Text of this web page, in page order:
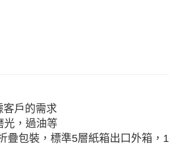
客戶的需求
光，過油等
疊包裝，標準5層紙箱出口外箱，